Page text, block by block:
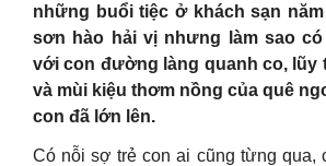
những buổi tiệc ở khách sạn
sơn hào hải vị nhưng làm sao
với con đường làng quanh co, lũy
và mùi kiệu thơm nồng của quê
con đã lớn lên.
Có nỗi sợ trẻ con ai cũng từng qua,